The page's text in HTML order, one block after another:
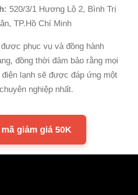
520/3/1 Hương Lộ 2, Bình Trị
TP.Hồ Chí Minh
phục vụ và đồng hành
đồng thời đảm bảo rằng mọi
lạnh sẽ được đáp ứng một
nghiệp nhất.
giảm giá 50K